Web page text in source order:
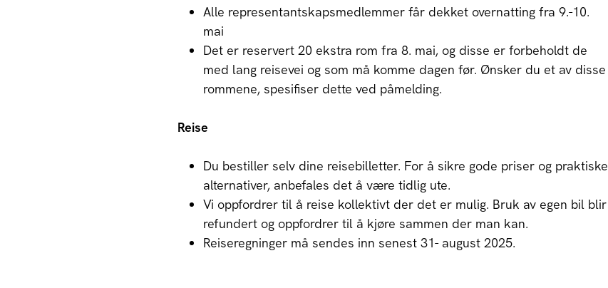
Alle representantskapsmedlemmer får dekket overnatting fra 9.-10.
mai
Det er reservert 20 ekstra rom fra 8. mai, og disse er forbeholdt de
med lang reisevei og som må komme dagen før. Ønsker du et av disse
rommene, spesifiser dette ved påmelding.
Reise
Du bestiller selv dine reisebilletter. For å sikre gode priser og praktiske
alternativer, anbefales det å være tidlig ute.
Vi oppfordrer til å reise kollektivt der det er mulig. Bruk av egen bil blir
refundert og oppfordrer til å kjøre sammen der man kan.
Reiseregninger må sendes inn senest 31- august 2025.